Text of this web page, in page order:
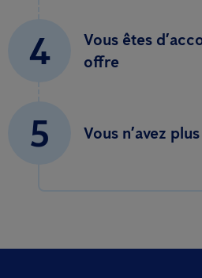
4
Vous êtes
offre
5 Vous n’avez